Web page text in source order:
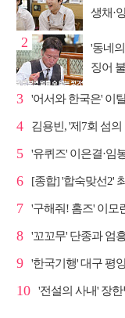
생채·
2
'동네
징어
3
4 김용빈, '제7회 섬
5
6
7
8
9
10